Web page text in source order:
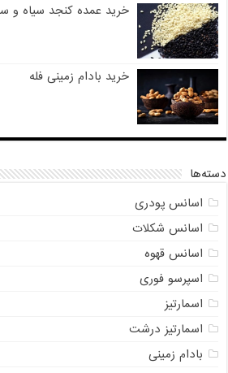
خرید عمده کنجد سیاه و
خرید بادام زمینی فله
دسته‌ها
اسانس پودری
اسانس شکلات
اسانس قهوه
اسپرسو فوری
اسمارتیز
اسمارتیز درشت
بادام زمینی